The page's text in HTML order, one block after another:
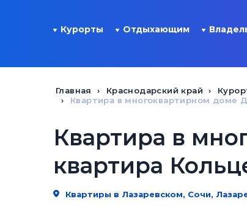
Курорты Отдыхающим
Главная Краснодарский край
Квартира в многоквартирном доме
Квартира в
квартира
Квартиры в Лазаревском, Сочи,